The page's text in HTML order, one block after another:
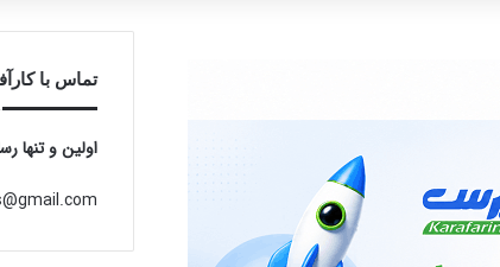
تماس با
اولین و تنها